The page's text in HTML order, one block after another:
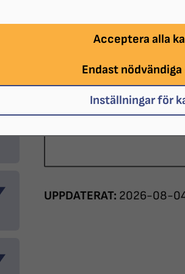
Acceptera alla
Endast
Inställningar för
DATUM:
2026-12-
SRF
KOSTNAD:
Fika
UPPDATERAT: 2026-08-